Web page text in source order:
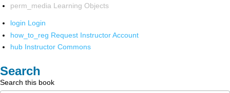
perm_media Learning Objects
login Login
how_to_reg Request Instructor Account
hub Instructor Commons
Search
Search this book